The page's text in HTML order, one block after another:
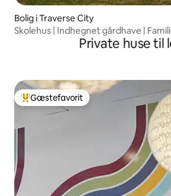
Bolig i Traverse City
Skolehus | Indhegnet gårdhave |
Private huse til
Bedste gæstefavorit
Gæstefavorit